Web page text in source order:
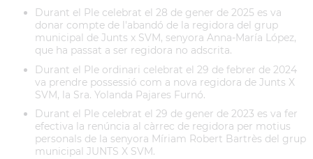
Durant el Ple celebrat el 28 de gener de 2025 es va
donar compte de l'abandó de la regidora del grup
municipal de Junts x SVM, senyora Anna-María López,
que ha passat a ser regidora no adscrita.
Durant el Ple ordinari celebrat el 29 de febrer de 2024
va prendre possessió com a nova regidora de Junts X
SVM, la Sra. Yolanda Pajares Furnó.
Durant el Ple celebrat el 29 de gener de 2023 es va fer
efectiva la renúncia al càrrec de regidora per motius
personals de la senyora Míriam Robert Bartrès del grup
municipal JUNTS X SVM.